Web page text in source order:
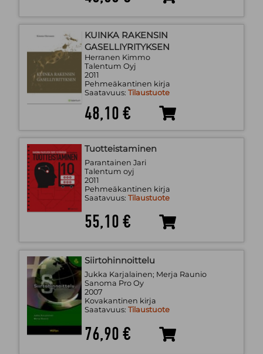
KUINKA RAKENSIN
GASELLIYRITYKSEN
Herranen Kimmo
Talentum Oyj
2011
Pehmeäkantinen kirja
Saatavuus: Tilaustuote
48,10 €
Tuotteistaminen
Parantainen Jari
Talentum oyj
2011
Pehmeäkantinen kirja
Saatavuus: Tilaustuote
55,10 €
Siirtohinnoittelu
Jukka Karjalainen; Merja Raunio
Sanoma Pro Oy
2007
Kovakantinen kirja
Saatavuus: Tilaustuote
76,90 €